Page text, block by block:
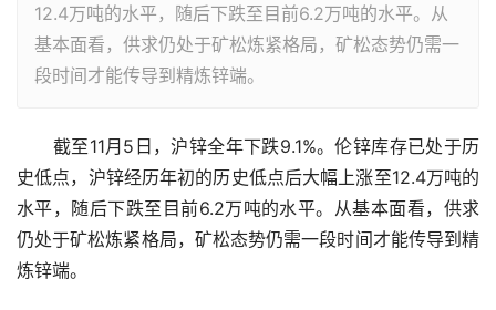
12.4万吨的水平，随后下跌至目前6.2万吨的水平。从
基本面看，供求仍处于矿松炼紧格局，矿松态势仍需一
段时间才能传导到精炼锌端。
截至11月5日，沪锌全年下跌9.1%。伦锌库存已处于历
史低点，沪锌经历年初的历史低点后大幅上涨至12.4万吨的
水平，随后下跌至目前6.2万吨的水平。从基本面看，供求
仍处于矿松炼紧格局，矿松态势仍需一段时间才能传导到精
炼锌端。